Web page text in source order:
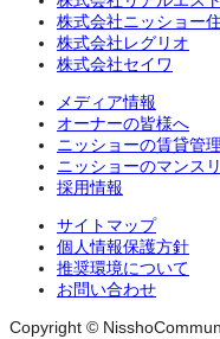
株式会社ニッショー
株式会社レグリオ
株式会社セイワ
メディア情報
オーナーの皆様へ
ニッショーの賃貸管理
ニッショーのマンス
採用情報
サイトマップ
個人情報保護方針
推奨環境について
お問い合わせ
Copyright ©